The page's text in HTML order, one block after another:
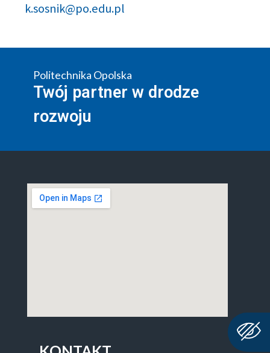
k.sosnik@po.edu.pl
Politechnika Opolska
Twój partner w drodze
rozwoju